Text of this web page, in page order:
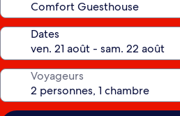
Dates
Voyageurs